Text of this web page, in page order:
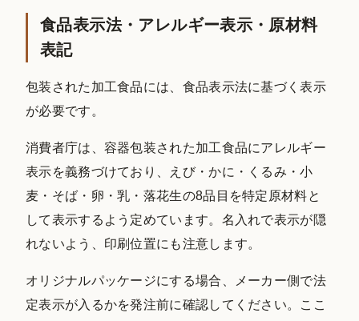
食品表示法・アレルギー表示・原材料
表記
包装された加工食品には、食品表示法に基づく表示
が必要です。
消費者庁は、容器包装された加工食品にアレルギー
表示を義務づけており、えび・かに・くるみ・小
麦・そば・卵・乳・落花生の8品目を特定原材料と
して表示するよう定めています。名入れで表示が隠
れないよう、印刷位置にも注意します。
オリジナルパッケージにする場合、メーカー側で法
定表示が入るかを発注前に確認してください。ここ